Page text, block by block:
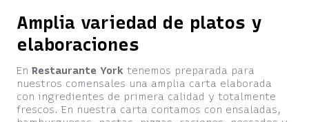
Amplia variedad de platos y
elaboraciones
En Restaurante York tenemos preparada para
nuestros comensales una amplia carta elaborada
con ingredientes de primera calidad y totalmente
frescos. En nuestra carta contamos con ensaladas,